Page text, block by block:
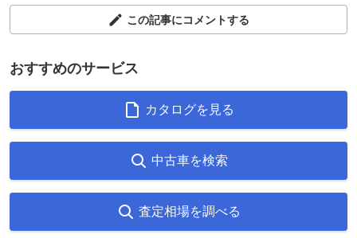
この記事にコメントする
おすすめのサービス
カタログを見る
中古車を検索
査定相場を調べる